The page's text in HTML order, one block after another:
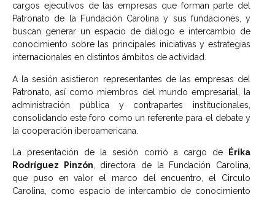
cargos ejecutivos de las empresas que forman parte del
Patronato de la Fundación Carolina y sus fundaciones, y
buscan generar un espacio de diálogo e intercambio de
conocimiento sobre las principales iniciativas y estrategias
internacionales en distintos ámbitos de actividad.
A la sesión asistieron representantes de las empresas del
Patronato, así como miembros del mundo empresarial, la
administración pública y contrapartes institucionales,
consolidando este foro como un referente para el debate y
la cooperación iberoamericana.
La presentación de la sesión corrió a cargo de
Érika
Rodríguez Pinzón , directora de la Fundación Carolina,
que puso en valor el marco del encuentro, el Circulo
Carolina, como espacio de intercambio de conocimiento